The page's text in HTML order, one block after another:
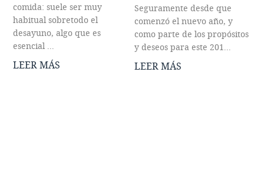
comida: suele ser muy
habitual sobretodo el
desayuno, algo que es
esencial ...
LEER MÁS
Seguramente desde que
comenzó el nuevo año, y
como parte de los propósitos
y deseos para este 201...
LEER MÁS